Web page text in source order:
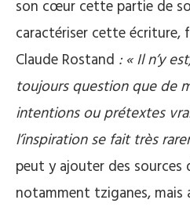
son cœur cette partie de
caractériser cette écriture,
Claude Rostand : « Il n’y
toujours question que de
intentions ou prétextes
l’inspiration se fait très
peut y ajouter des sources
notamment tziganes, mais